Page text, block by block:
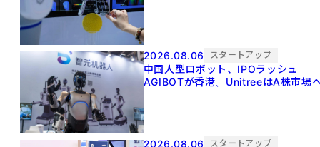
2026.08.06 スタートアップ
中国人型ロボット、IPOラッシュ
AGIBOTが香港、UnitreeはA株市場
2026.08.06 スタートアップ